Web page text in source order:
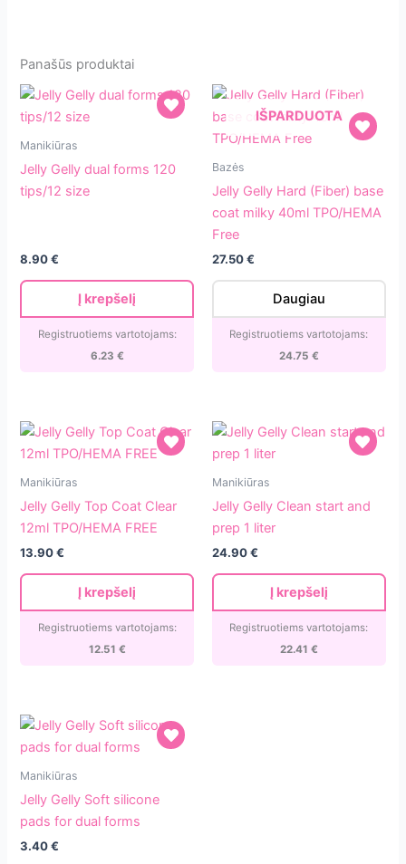
Panašūs produktai
Jelly
dual
forms
size
Manikiūras
Jelly Gelly dual forms 120
tips/12 size
8.90€
Į krepšelį
Registruotiems vartotojams:
6.23 €
Jelly
Hard
coat
TPO/HEMA
IŠPARDUOTA
Bazės
Jelly Gelly Hard (Fiber) base
coat milky 40ml TPO/HEMA
Free
27.50€
Daugiau
Registruotiems vartotojams:
24.75 €
Jelly
Top
Clear
12ml
TPO/HEMA
FREE
Manikiūras
Jelly Gelly Top Coat Clear
12ml TPO/HEMA FREE
13.90€
Į krepšelį
Registruotiems vartotojams:
12.51 €
Jelly
Clean
start
and
prep
liter
Manikiūras
Jelly Gelly Clean start and
prep 1 liter
24.90€
Į krepšelį
Registruotiems vartotojams:
22.41 €
Jelly
Soft
silicone
pads
Manikiūras
Jelly Gelly Soft silicone
pads for dual forms
3.40€